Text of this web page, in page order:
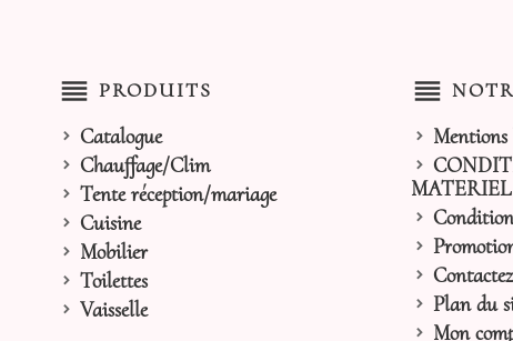
reorder PRODUITS
Catalogue
Chauffage/Clim
Tente réception/mariage
Cuisine
Mobilier
Toilettes
Vaisselle
reorder
Mentions
Plan du
Mon